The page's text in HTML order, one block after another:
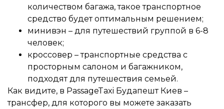
количеством багажа, такое транспортное
средство будет оптимальным решением;
минивэн – для путешествий группой в 6-8
человек;
кроссовер – транспортные средства с
просторным салоном и багажником,
подходят для путешествия семьей.
Как видите, в PassageTaxi Будапешт Киев –
трансфер, для которого вы можете заказать